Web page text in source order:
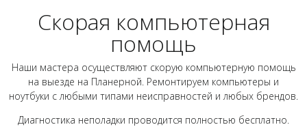
Скорая компьютерная
помощь
Наши мастера осуществляют скорую компьютерную помощь
на выезде на Планерной. Ремонтируем компьютеры и
ноутбуки с любыми типами неисправностей и любых брендов.
Диагностика неполадки проводится полностью бесплатно.